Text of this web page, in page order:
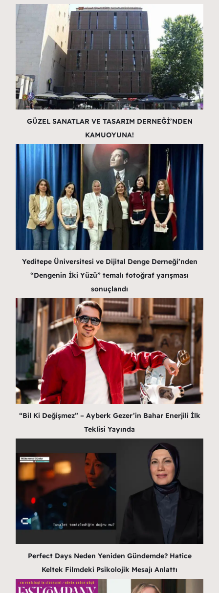
GÜZEL SANATLAR VE TASARIM DERNEĞİ’NDEN
KAMUOYUNA!
Yeditepe Üniversitesi ve Dijital Denge Derneği’nden
“Dengenin İki Yüzü” temalı fotoğraf yarışması
sonuçlandı
“Bil Ki Değişmez” – Ayberk Gezer’in Bahar Enerjili İlk
Teklisi Yayında
Perfect Days Neden Yeniden Gündemde? Hatice
Keltek Filmdeki Psikolojik Mesajı Anlattı